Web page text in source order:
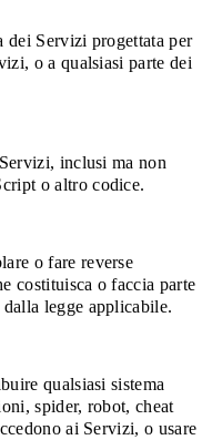
dei Servizi progettata per
o a qualsiasi parte dei
inclusi ma non
o altro codice.
o fare reverse
costituisca o faccia parte
legge applicabile.
qualsiasi sistema
spider, robot, cheat
ai Servizi, o usare